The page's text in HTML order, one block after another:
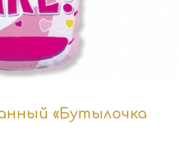
«Бутылочка